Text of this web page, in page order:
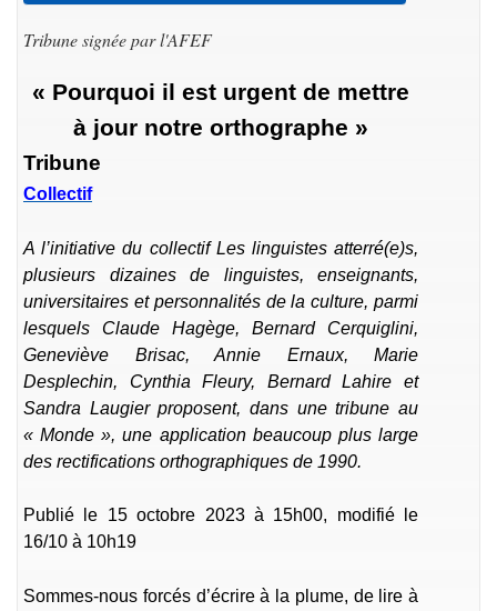
Tribune signée par l'AFEF
« Pourquoi il est urgent de mettre
à jour notre orthographe »
Tribune
Collectif
A l’initiative du collectif Les linguistes atterré(e)s,
plusieurs dizaines de linguistes, enseignants,
universitaires et personnalités de la culture, parmi
lesquels Claude Hagège, Bernard Cerquiglini,
Geneviève Brisac, Annie Ernaux, Marie
Desplechin, Cynthia Fleury, Bernard Lahire et
Sandra Laugier proposent, dans une tribune au
« Monde », une application beaucoup plus large
des rectifications orthographiques de 1990.
Publié le 15 octobre 2023 à 15h00, modifié le
16/10 à 10h19
Sommes-nous forcés d’écrire à la plume, de lire à